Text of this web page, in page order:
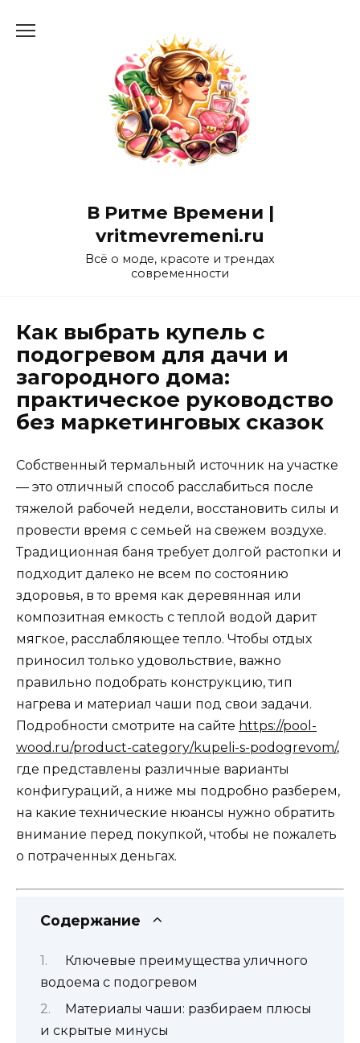
В Ритме Времени |
vritmevremeni.ru
Всё о моде, красоте и трендах
современности
Как выбрать купель с
подогревом для дачи и
загородного дома:
практическое руководство
без маркетинговых сказок
Собственный термальный источник на участке
— это отличный способ расслабиться после
тяжелой рабочей недели, восстановить силы и
провести время с семьей на свежем воздухе.
Традиционная баня требует долгой растопки и
подходит далеко не всем по состоянию
здоровья, в то время как деревянная или
композитная емкость с теплой водой дарит
мягкое, расслабляющее тепло. Чтобы отдых
приносил только удовольствие, важно
правильно подобрать конструкцию, тип
нагрева и материал чаши под свои задачи.
Подробности смотрите на сайте https://pool-
wood.ru/product-category/kupeli-s-podogrevom/,
где представлены различные варианты
конфигураций, а ниже мы подробно разберем,
на какие технические нюансы нужно обратить
внимание перед покупкой, чтобы не пожалеть
о потраченных деньгах.
Содержание
Ключевые преимущества уличного
водоема с подогревом
Материалы чаши: разбираем плюсы
и скрытые минусы